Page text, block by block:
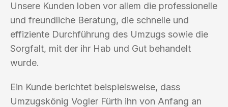
Unsere Kunden loben vor allem die professionelle
und freundliche Beratung, die schnelle und
effiziente Durchführung des Umzugs sowie die
Sorgfalt, mit der ihr Hab und Gut behandelt
wurde.
Ein Kunde berichtet beispielsweise, dass
Umzugskönig Vogler Fürth ihn von Anfang an